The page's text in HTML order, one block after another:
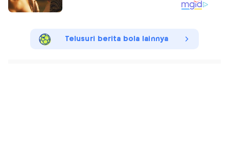
Telusuri berita bola lainnya